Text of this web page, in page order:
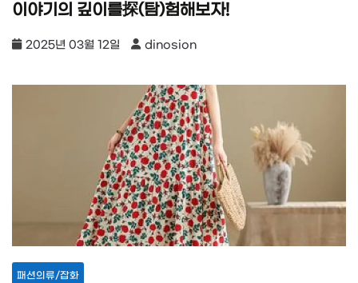
이야기의 깊이를探(탐)험해보자!
2025년 03월 12일 dinosion
패션의류/잡화